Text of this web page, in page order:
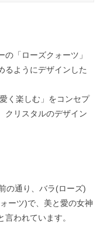
「ローズクォーツ」
るようにデザインした
く楽しむ」をコンセプ
クリスタルのデザイン
の通り、バラ(ローズ)
ーツ)で、美と愛の女神
言われています。